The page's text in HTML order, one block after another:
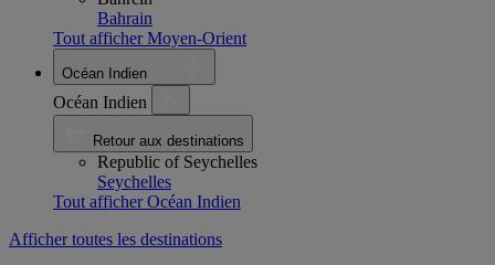
Bahrain
Tout afficher Moyen-Orient
Océan Indien
Océan Indien
Retour aux destinations
Republic of Seychelles
Seychelles
Tout afficher Océan Indien
Afficher toutes les destinations